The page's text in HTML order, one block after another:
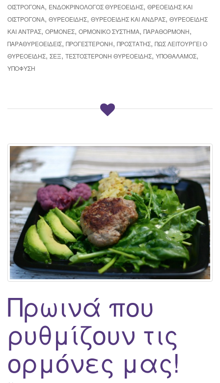
ΟΙΣΤΡΟΓΌΝΑ, ΕΝΔΟΚΡΙΝΟΛΌΓΟΣ ΘΥΡΕΟΕΙΔΉΣ, ΘΡΕΟΕΙΔΉΣ ΚΑΙ
ΟΙΣΤΡΟΓΌΝΑ, ΘΥΡΕΟΕΙΔΉΣ, ΘΥΡΕΟΕΙΔΉΣ ΚΑΙ ΆΝΔΡΑΣ, ΘΥΡΕΟΕΙΔΉΣ
ΚΑΙ ΆΝΤΡΑΣ, ΟΡΜΌΝΕΣ, ΟΡΜΟΝΙΚΌ ΣΎΣΤΗΜΑ, ΠΑΡΑΘΟΡΜΌΝΗ,
ΠΑΡΑΘΥΡΕΟΕΙΔΕΊΣ, ΠΡΟΓΕΣΤΕΡΌΝΗ, ΠΡΟΣΤΆΤΗΣ, ΠΩΣ ΛΕΙΤΟΥΡΓΕΊ Ο
ΘΥΡΕΟΕΙΔΉΣ, ΣΕΞ, ΤΕΣΤΟΣΤΕΡΌΝΗ ΘΥΡΕΟΕΙΔΉΣ, ΥΠΟΘΆΛΑΜΟΣ,
ΥΠΌΦΥΣΗ
Πρωινά που
ρυθμίζουν τις
ορμόνες μας!